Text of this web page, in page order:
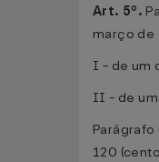
Art. 5º.
março de
I - de um
II - de
120